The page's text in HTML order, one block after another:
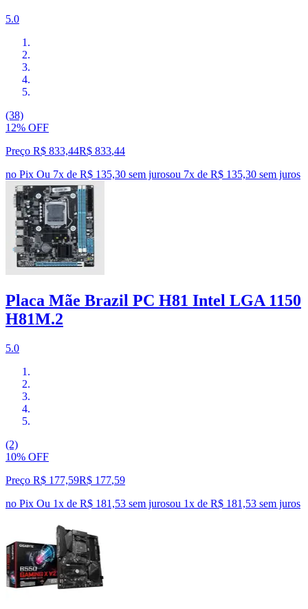
5.0
(38)
12% OFF
Preço R$ 833,44R$ 833,44
no Pix Ou 7x de R$ 135,30 sem jurosou 7x de R$ 135,30 sem juros
Placa Mãe Brazil PC H81 Intel LGA 1150
H81M.2
5.0
(2)
10% OFF
Preço R$ 177,59R$ 177,59
no Pix Ou 1x de R$ 181,53 sem jurosou 1x de R$ 181,53 sem juros